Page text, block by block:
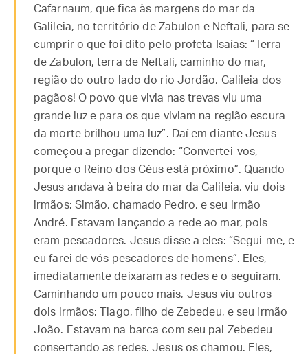
Cafarnaum, que fica às margens do mar da
Galileia, no território de Zabulon e Neftali, para se
cumprir o que foi dito pelo profeta Isaías: “Terra
de Zabulon, terra de Neftali, caminho do mar,
região do outro lado do rio Jordão, Galileia dos
pagãos! O povo que vivia nas trevas viu uma
grande luz e para os que viviam na região escura
da morte brilhou uma luz”. Daí em diante Jesus
começou a pregar dizendo: “Convertei-vos,
porque o Reino dos Céus está próximo”. Quando
Jesus andava à beira do mar da Galileia, viu dois
irmãos: Simão, chamado Pedro, e seu irmão
André. Estavam lançando a rede ao mar, pois
eram pescadores. Jesus disse a eles: “Segui-me, e
eu farei de vós pescadores de homens”. Eles,
imediatamente deixaram as redes e o seguiram.
Caminhando um pouco mais, Jesus viu outros
dois irmãos: Tiago, filho de Zebedeu, e seu irmão
João. Estavam na barca com seu pai Zebedeu
consertando as redes. Jesus os chamou. Eles,